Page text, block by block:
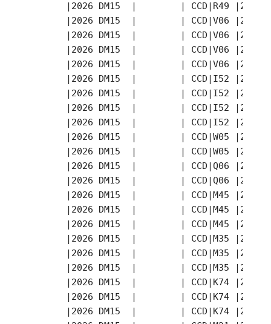
|2026 DM15  |        | CCD|R49
|2026 DM15  |        | CCD|V06
|2026 DM15  |        | CCD|V06
|2026 DM15  |        | CCD|V06
|2026 DM15  |        | CCD|V06
|2026 DM15  |        | CCD|I52
|2026 DM15  |        | CCD|I52
|2026 DM15  |        | CCD|I52
|2026 DM15  |        | CCD|I52
|2026 DM15  |        | CCD|W05
|2026 DM15  |        | CCD|W05
|2026 DM15  |        | CCD|Q06
|2026 DM15  |        | CCD|Q06
|2026 DM15  |        | CCD|M45
|2026 DM15  |        | CCD|M45
|2026 DM15  |        | CCD|M45
|2026 DM15  |        | CCD|M35
|2026 DM15  |        | CCD|M35
|2026 DM15  |        | CCD|M35
|2026 DM15  |        | CCD|K74
|2026 DM15  |        | CCD|K74
|2026 DM15  |        | CCD|K74